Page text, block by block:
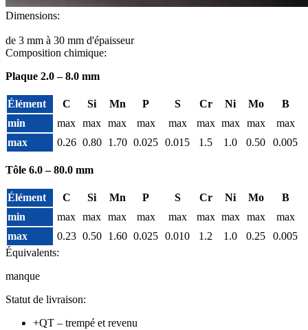
Dimensions:
de 3 mm à 30 mm d'épaisseur
Composition chimique:
Plaque 2.0 – 8.0 mm
Élément C Si Mn P S Cr Ni Mo
B
min
max max max max max max max max
max
max
0.26 0.80 1.70 0.025 0.015 1.5 1.0 0.50 0.005
Tôle 6.0 – 80.0 mm
Élément C Si Mn P S Cr Ni Mo
B
min
max max max max max max max max
max
max
0.23 0.50 1.60 0.025 0.010 1.2 1.0 0.25
0.005
Équivalents:
manque
Statut de livraison:
+QT – trempé et revenu